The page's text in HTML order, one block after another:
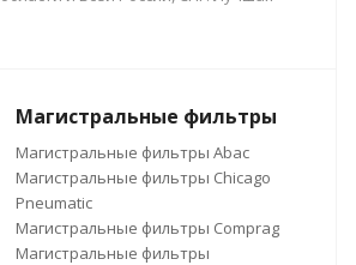
Магистральные фильтры
Магистральные фильтры Abac
Магистральные фильтры Chicago
Pneumatic
Магистральные фильтры Comprag
Магистральные фильтры